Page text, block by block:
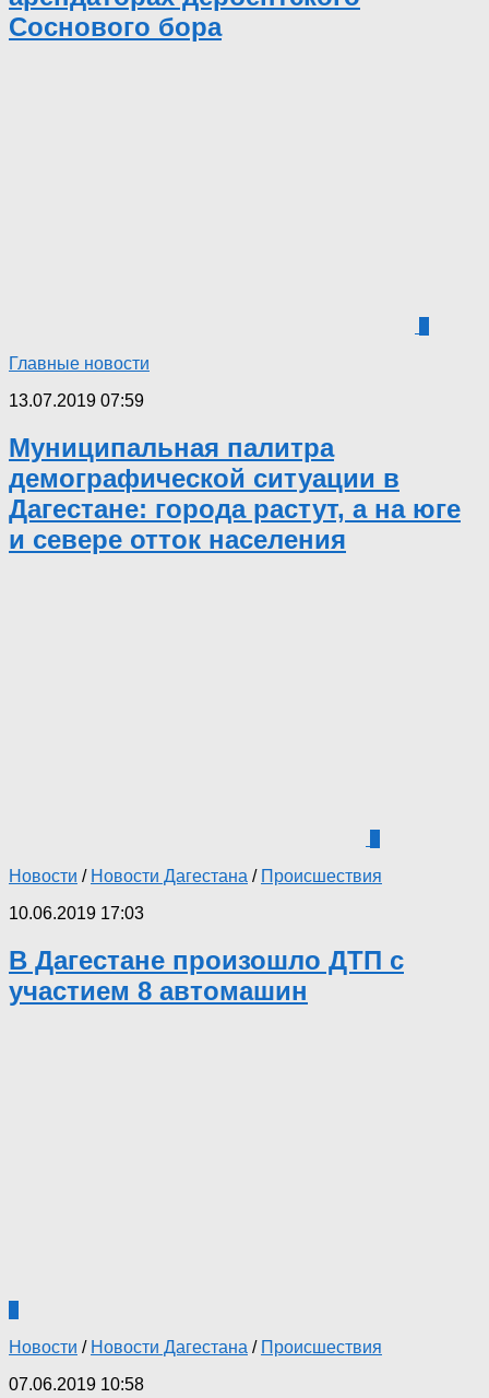
Соснового бора
Главные новости
13.07.2019 07:59
Муниципальная палитра
демографической ситуации в
Дагестане: города растут, а на юге
и севере отток населения
Новости / Новости Дагестана / Происшествия
10.06.2019 17:03
В Дагестане произошло ДТП с
участием 8 автомашин
Новости / Новости Дагестана / Происшествия
07.06.2019 10:58